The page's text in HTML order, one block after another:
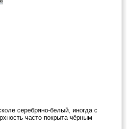
серебряно-белый, иногда с
часто покрыта чёрным